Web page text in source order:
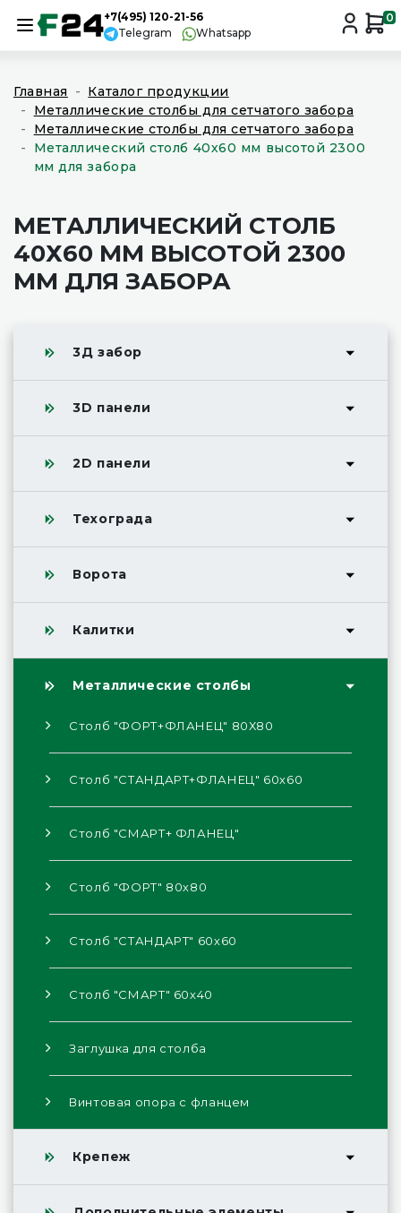
+7(495) 120-21-56
Telegram
Whatsapp
0
Главная
Каталог продукции
Металлические столбы для сетчатого забора
Металлические столбы для сетчатого забора
Металлический столб 40х60 мм высотой 2300
мм для забора
МЕТАЛЛИЧЕСКИЙ СТОЛБ
40Х60 ММ ВЫСОТОЙ 2300
ММ ДЛЯ ЗАБОРА
3Д забор
3D панели
2D панели
Техограда
Ворота
Калитки
Металлические столбы
Столб "ФОРТ+ФЛАНЕЦ" 80Х80
Столб "СТАНДАРТ+ФЛАНЕЦ" 60х60
Столб "СМАРТ+ ФЛАНЕЦ"
Столб "ФОРТ" 80х80
Столб "СТАНДАРТ" 60х60
Столб "СМАРТ" 60х40
Заглушка для столба
Винтовая опора с фланцем
Крепеж